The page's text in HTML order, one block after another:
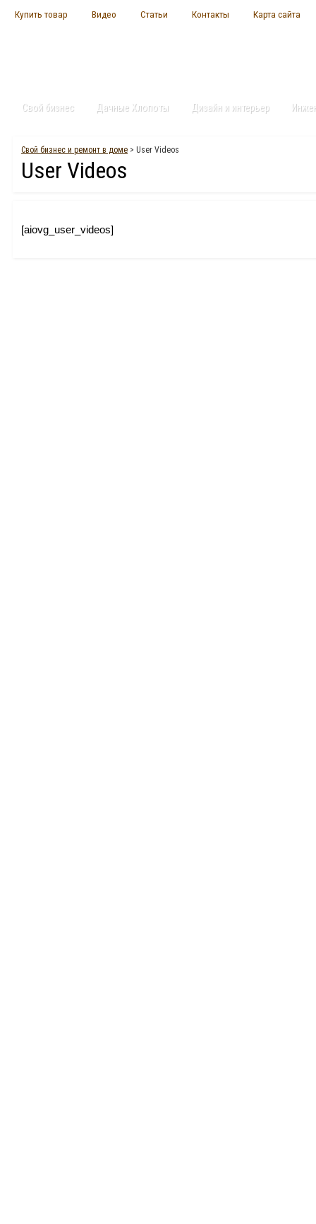
Купить товар Видео Статьи Контакты Карта сайта
Свой бизнес Дачные Хлопоты Дизайн и интерьер
Свой бизнес и ремонт в доме > User Videos
User Videos
[aiovg_user_videos]